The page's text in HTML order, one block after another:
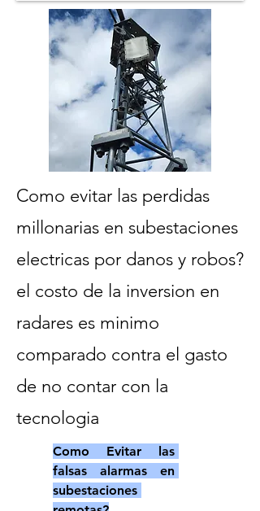
Como evitar las perdidas
millonarias en subestaciones
electricas por danos y robos?
el costo de la inversion en
radares es minimo
comparado contra el gasto
de no contar con la
tecnologia
Como Evitar las
falsas alarmas en
subestaciones